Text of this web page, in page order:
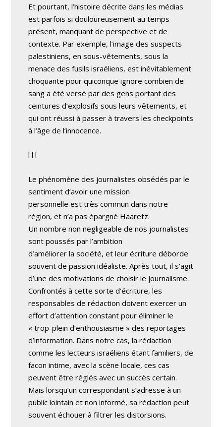
Et pourtant, l’histoire décrite dans les médias
est parfois si douloureusement au temps
présent, manquant de perspective et de
contexte. Par exemple, l’image des suspects
palestiniens, en sous-vêtements, sous la
menace des fusils israéliens, est inévitablement
choquante pour quiconque ignore combien de
sang a été versé par des gens portant des
ceintures d’explosifs sous leurs vêtements, et
qui ont réussi à passer à travers les checkpoints
à l’âge de l’innocence.
l l l
Le phénomène des journalistes obsédés par le
sentiment d’avoir une mission
personnelle est très commun dans notre
région, et n’a pas épargné Haaretz.
Un nombre non negligeable de nos journalistes
sont poussés par l’ambition
d’améliorer la société, et leur écriture déborde
souvent de passion idéaliste. Après tout, il s’agit
d’une des motivations de choisir le journalisme.
Confrontés à cette sorte d’écriture, les
responsables de rédaction doivent exercer un
effort d’attention constant pour éliminer le
« trop-plein d’enthousiasme » des reportages
d’information. Dans notre cas, la rédaction
comme les lecteurs israéliens étant familiers, de
facon intime, avec la scène locale, ces cas
peuvent être réglés avec un succès certain.
Mais lorsqu’un correspondant s’adresse à un
public lointain et non informé, sa rédaction peut
souvent échouer à filtrer les distorsions.